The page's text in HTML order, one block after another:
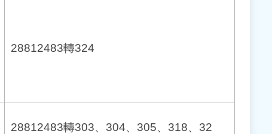
28812483轉324
28812483轉303、304、305、318、32